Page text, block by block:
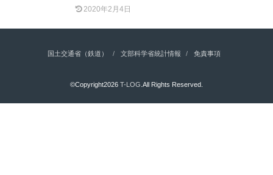
2020年2月4日
国土交通省（鉄道） 文部科学省統計情報 免責事項
©Copyright2026 T-LOG .All Rights Reserved.